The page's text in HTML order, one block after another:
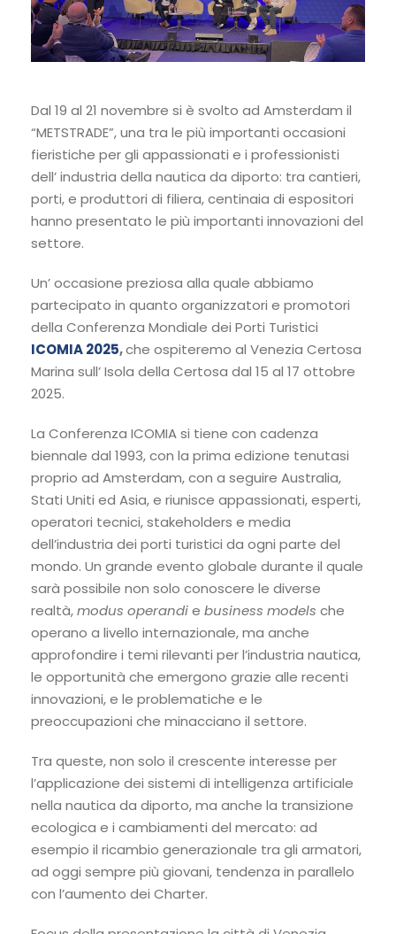
Dal 19 al 21 novembre si è svolto ad Amsterdam il
“METSTRADE”, una tra le più importanti occasioni
fieristiche per gli appassionati e i professionisti
dell’ industria della nautica da diporto: tra cantieri,
porti, e produttori di filiera, centinaia di espositori
hanno presentato le più importanti innovazioni del
settore.
Un’ occasione preziosa alla quale abbiamo
partecipato in quanto organizzatori e promotori
della Conferenza Mondiale dei Porti Turistici
ICOMIA 2025,che ospiteremo al Venezia Certosa
Marina sull’ Isola della Certosa dal 15 al 17 ottobre
2025.
La Conferenza ICOMIA si tiene con cadenza
biennale dal 1993, con la prima edizione tenutasi
proprio ad Amsterdam, con a seguire Australia,
Stati Uniti ed Asia, e riunisce appassionati, esperti,
operatori tecnici, stakeholders e media
dell’industria dei porti turistici da ogni parte del
mondo. Un grande evento globale durante il quale
sarà possibile non solo conoscere le diverse
realtà,modus operandie business models che
operano a livello internazionale, ma anche
approfondire i temi rilevanti per l’industria nautica,
le opportunità che emergono grazie alle recenti
innovazioni, e le problematiche e le
preoccupazioni che minacciano il settore.
Tra queste, non solo il crescente interesse per
l’applicazione dei sistemi di intelligenza artificiale
nella nautica da diporto, ma anche la transizione
ecologica e i cambiamenti del mercato: ad
esempio il ricambio generazionale tra gli armatori,
ad oggi sempre più giovani, tendenza in parallelo
con l’aumento dei Charter.